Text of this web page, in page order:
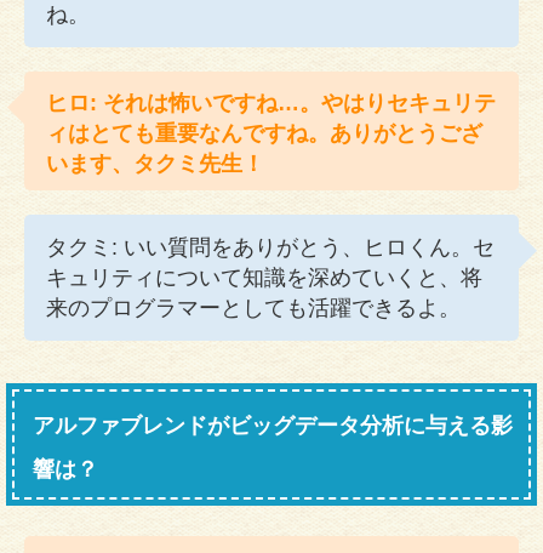
ね。
ヒロ: それは怖いですね…。やはりセキュリテ
ィはとても重要なんですね。ありがとうござ
います、タクミ先生！
タクミ: いい質問をありがとう、ヒロくん。セ
キュリティについて知識を深めていくと、将
来のプログラマーとしても活躍できるよ。
アルファブレンドがビッグデータ分析に与える影
響は？